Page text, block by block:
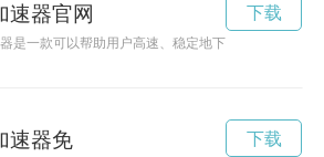
速器官网
是一款可以帮助用户高速、稳定地下载文件的网络
下载
速器免 下载